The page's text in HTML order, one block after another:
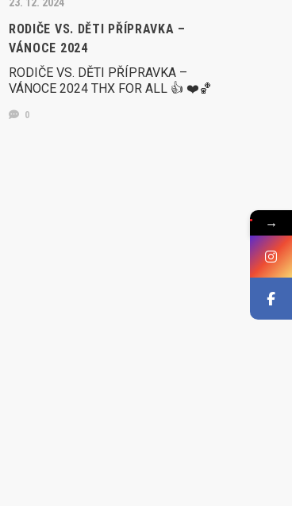
RODIČE VS. DĚTI PŘÍPRAVKA –
VÁNOCE 2024
RODIČE VS. DĚTI PŘÍPRAVKA –
VÁNOCE 2024 THX FOR ALL 👍 ❤️🏀
0
→